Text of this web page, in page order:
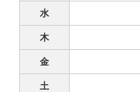
水
木
金
土